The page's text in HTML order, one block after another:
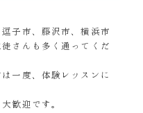
子市、藤沢市、横浜市
さんも多く通ってくだ
一度、体験レッスンに
歓迎です。